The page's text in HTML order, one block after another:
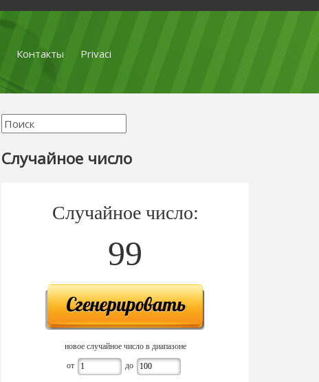
Контакты
Privaci
Случайное число
Случайное число:
99
новое случайное число в диапазоне
от до